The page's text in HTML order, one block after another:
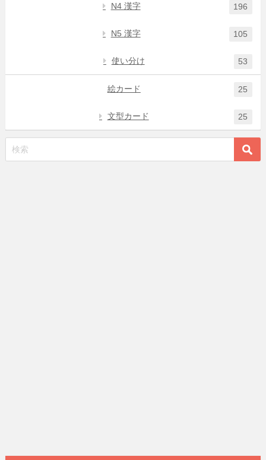
N4 漢字 196
N5 漢字 105
使い分け 53
絵カード 25
文型カード 25